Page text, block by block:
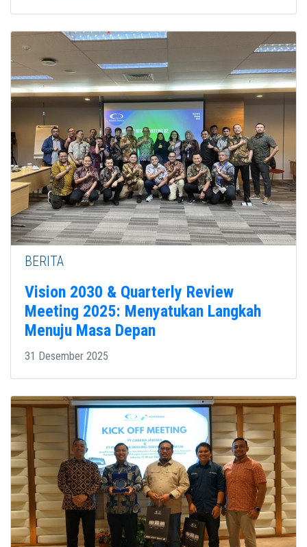
BERITA
Vision 2030 & Quarterly Review
Meeting 2025: Menyatukan Langkah
Menuju Masa Depan
31 Desember 2025